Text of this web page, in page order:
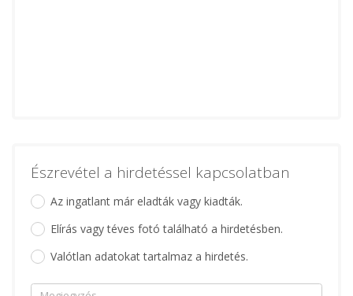
Észrevétel a hirdetéssel kapcsolatban
Az ingatlant már eladták vagy kiadták.
Elírás vagy téves fotó található a hirdetésben.
Valótlan adatokat tartalmaz a hirdetés.